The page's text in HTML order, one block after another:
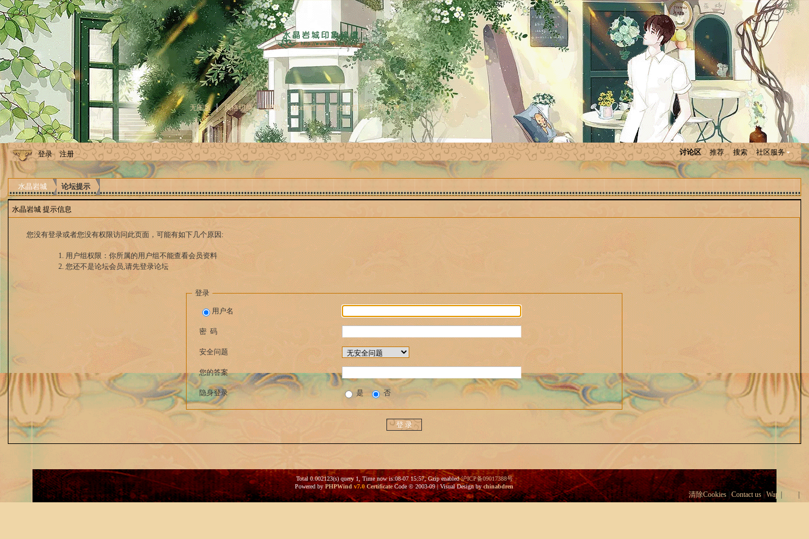
无图版 风格切换 帮助 Home首页 论坛首页 网站首页
登录 注册 讨论区 推荐 搜索 社区服务
水晶岩城 论坛提示
水晶岩城 提示信息
您没有登录或者您没有权限访问此页面，可能有如下几个原因:
用户组权限：你所属的用户组不能查看会员资料
您还不是论坛会员,请先登录论坛
登录
用户名
密 码
安全问题
您的答案
隐身登录 是 否
Total 0.002123(s) query 1, Time now is:08-07 15:57, Gzip enabled 沪ICP备09017388号
Powered byPHPWind v7.0 CertificateCode © 2003-09 | Visual Design bychinabdren
清除Cookies|Contact us|Wap